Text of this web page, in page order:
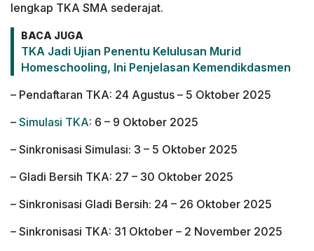
lengkap TKA SMA sederajat.
BACA JUGA
TKA Jadi Ujian Penentu Kelulusan Murid
Homeschooling, Ini Penjelasan Kemendikdasmen
– Pendaftaran TKA: 24 Agustus – 5 Oktober 2025
– Simulasi TKA: 6 – 9 Oktober 2025
– Sinkronisasi Simulasi: 3 – 5 Oktober 2025
– Gladi Bersih TKA: 27 – 30 Oktober 2025
– Sinkronisasi Gladi Bersih: 24 – 26 Oktober 2025
– Sinkronisasi TKA: 31 Oktober – 2 November 2025